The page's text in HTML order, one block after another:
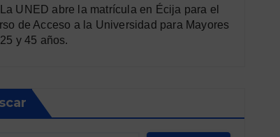
La UNED abre la matrícula en Écija para el
de Acceso a la Universidad para Mayores
y 45 años.